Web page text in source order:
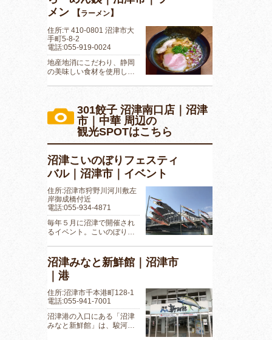
メン
【ラーメン】
住所:〒410-0801 沼津市大
手町5-8-2
電話:055-919-0024
地産地消にこだわり、静岡
の美味しい食材を使用し…
301餃子 沼津南口店｜沼津
市｜中華 周辺の
観光SPOTはこちら
沼津こいのぼりフェスティ
バル｜沼津市｜イベント
住所:沼津市狩野川河川敷左
岸御成橋付近
電話:055-934-4871
毎年５月に沼津で開催され
るイベント。こいのぼり…
沼津みなと新鮮館｜沼津市
｜港
住所:沼津市千本港町128-1
電話:055-941-7001
沼津港の入口にある「沼津
みなと新鮮館」は、駿河…